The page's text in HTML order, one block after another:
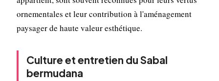
ornementales et leur contribution à l'aménagement
paysager de haute valeur esthétique.
Culture et entretien du Sabal
bermudana